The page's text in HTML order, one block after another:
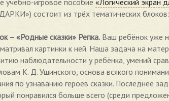
учебно-игровое пособие «Логический экран
состоит из трёх тематических блоков:
– «Родные сказки» Репка. Ваш ребёнок уже
картинки к ней. Наша задача на
наблюдательности у ребёнка, умений
К. Д. Ушинского, основа всякого
по узнаванию героев сказки. Последнее
понравился больше всего (среди